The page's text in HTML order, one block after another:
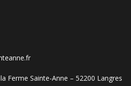
Ferme Sainte-Anne – 52200 Langres